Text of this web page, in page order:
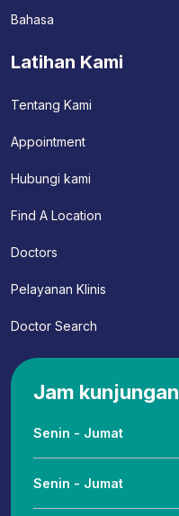
Bahasa
Latihan Kami
Tentang Kami
Appointment
Hubungi kami
Find A Location
Doctors
Pelayanan Klinis
Doctor Search
Jam kunjungan
Senin - Jumat
Senin - Jumat